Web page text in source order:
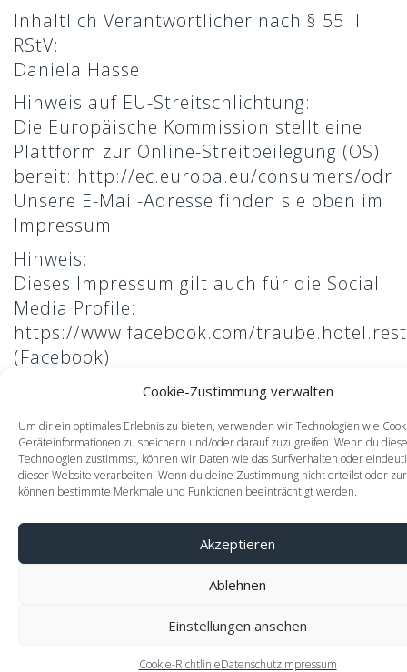
Cookie-Zustimmung verwalten
Um dir ein optimales Erlebnis zu bieten, verwenden wir Technologien wie
Geräteinformationen zu speichern und/oder darauf zuzugreifen. Wenn du
Technologien zustimmst, können wir Daten wie das Surfverhalten oder
dieser Website verarbeiten. Wenn du deine Zustimmung nicht erteilst oder
können bestimmte Merkmale und Funktionen beeinträchtigt werden.
Akzeptieren
Ablehnen
Einstellungen ansehen
Cookie-RichtlinieDatenschutzImpressum
Inhaltlich Verantwortlicher nach § 55 II
RStV:
Daniela Hasse
Hinweis auf EU-Streitschlichtung:
Die Europäische Kommission stellt eine
Plattform zur Online-Streitbeilegung (OS)
bereit: http://ec.europa.eu/consumers/odr
Unsere E-Mail-Adresse finden sie oben im
Impressum.
Hinweis:
Dieses Impressum gilt auch für die Social
Media Profile:
https://www.facebook.com/
(Facebook)
https://www.instagram.com/
All Digital Concepts & Development by:
DRKSND |www.drksnd.com
Restaurant
Kontakt
CONTACT
+49 (0) 7628 94 23 780
info@traube-blansingen.de
Mittwoch - Sonntag ab 18 Uhr
English
Deutsch